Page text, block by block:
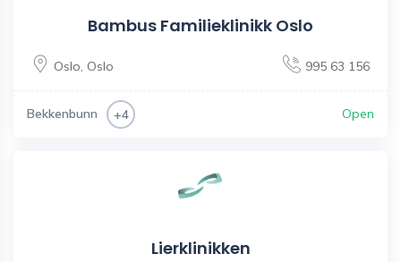
Bambus Familieklinikk Oslo
Oslo Oslo 995 63 156
Bekkenbunn +4 Open
Lierklinikken